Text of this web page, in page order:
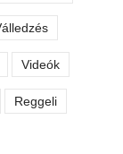
Videók
Reggeli